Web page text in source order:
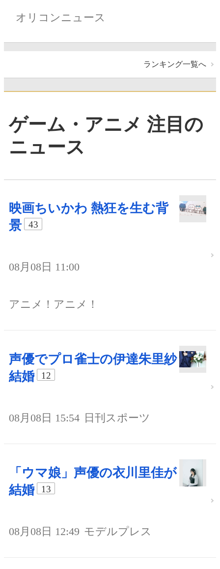
オリコンニュース
ランキング一覧へ
ゲーム・アニメ 注目の
ニュース
映画ちいかわ 熱狂を生む背
景
43
08月08日 11:00
アニメ！アニメ！
声優でプロ雀士の伊達朱里紗
結婚
12
08月08日 15:54 日刊スポーツ
「ウマ娘」声優の衣川里佳が
結婚
13
08月08日 12:49 モデルプレス